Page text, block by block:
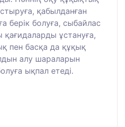
қабылданған
берік болуға, сыбайлас
ұстануға,
пен басқа да құқық
алу шараларын
ықпал етеді.